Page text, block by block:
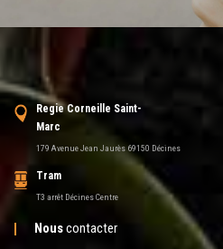
Regie Corneille Saint-
Marc
179 Avenue Jean Jaurès 69150 Décines
Tram
T3 arrêt Décines Centre
Nouscontacter